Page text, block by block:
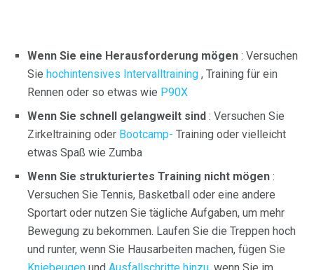
Wenn Sie eine Herausforderung mögen : Versuchen
Sie hochintensives Intervalltraining , Training für ein
Rennen oder so etwas wie P90X
Wenn Sie schnell gelangweilt sind : Versuchen Sie
Zirkeltraining oder Bootcamp- Training oder vielleicht
etwas Spaß wie Zumba
Wenn Sie strukturiertes Training nicht mögen :
Versuchen Sie Tennis, Basketball oder eine andere
Sportart oder nutzen Sie tägliche Aufgaben, um mehr
Bewegung zu bekommen. Laufen Sie die Treppen hoch
und runter, wenn Sie Hausarbeiten machen, fügen Sie